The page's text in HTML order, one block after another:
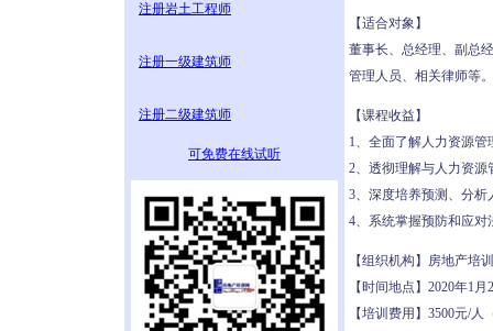
注册岩土工程师
注册一级建筑师
注册二级建筑师
可免费在线试听
【适合对象】
董事长、总经理、副总
管理人员、相关律师等。
【课程收益】
1、全面了解人力资源
2、透彻理解与人力资
3、深度培养预测、分
4、系统掌握预防和应
【组织机构】房地产
【时间地点】2020年1
【培训费用】3500元/